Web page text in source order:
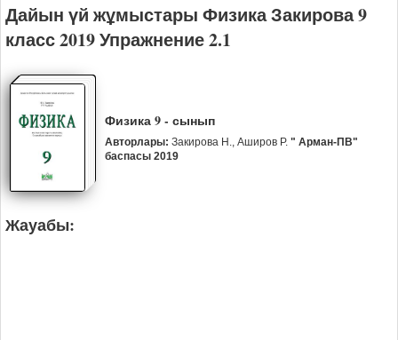
Дайын үй жұмыстары Физика Закирова 9
класс 2019 Упражнение 2.1
Физика 9 - сынып
Авторлары: Закирова Н., Аширов Р. " Арман-ПВ"
баспасы 2019
Жауабы: